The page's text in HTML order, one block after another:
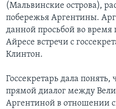
Learning English
СОЦИАЛЬНЫЕ СЕТИ
Языки
(Мальвинские острова),
побережья Аргентины.
данной просьбой во время
Айресе встречи с
Клинтон.
Госсекретарь дала
прямой диалог между
Аргентиной в отношении